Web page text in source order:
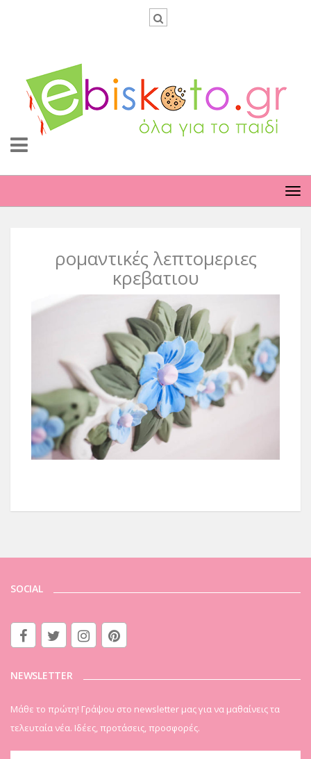
ρομαντικές λεπτομεριες
κρεβατιου
SOCIAL
NEWSLETTER
Μάθε το πρώτη! Γράψου στο newsletter μας για να μαθαίνεις τα
τελευταία νέα. Ιδέες, προτάσεις, προσφορές.